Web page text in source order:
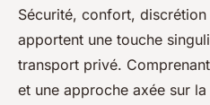
Pourquoi
femme :
Côme• 11 juin 2024 •3 min de
Sécurité, confort,
apportent une touche
transport privé.
et une approche axée sur